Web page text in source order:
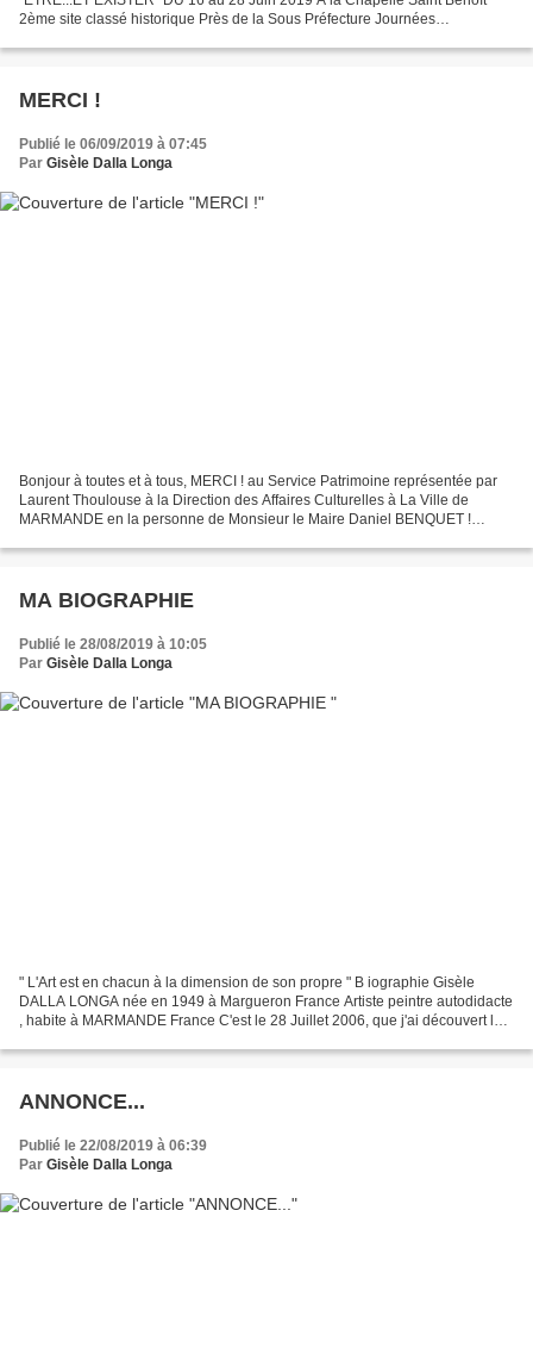
2ème site classé historique Près de la Sous Préfecture Journées
Agencement...
MERCI !
Publié le 06/09/2019 à 07:45
Par Gisèle Dalla Longa
Bonjour à toutes et à tous, MERCI ! au Service Patrimoine représentée par
Laurent Thoulouse à la Direction des Affaires Culturelles à La Ville de
MARMANDE en la personne de Monsieur le Maire Daniel BENQUET !
MA BIOGRAPHIE
Publié le 28/08/2019 à 10:05
Par Gisèle Dalla Longa
" L'Art est en chacun à la dimension de son propre " B iographie Gisèle
DALLA LONGA née en 1949 à Margueron France Artiste peintre autodidacte
, habite à MARMANDE France C'est le 28 Juillet 2006, que j'ai découvert la
ANNONCE...
Publié le 22/08/2019 à 06:39
Par Gisèle Dalla Longa